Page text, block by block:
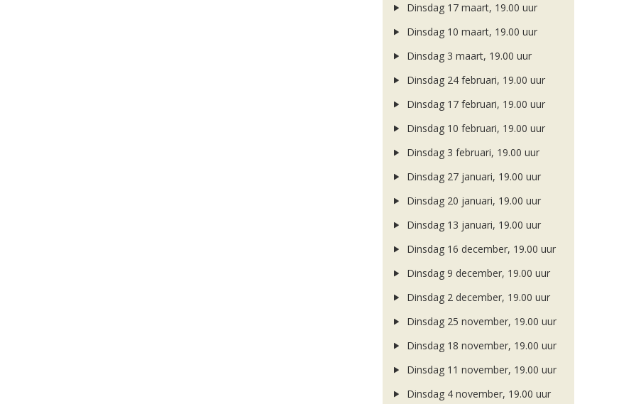
Dinsdag 17 maart, 19.00 uur
Dinsdag 10 maart, 19.00 uur
Dinsdag 3 maart, 19.00 uur
Dinsdag 24 februari, 19.00 uur
Dinsdag 17 februari, 19.00 uur
Dinsdag 10 februari, 19.00 uur
Dinsdag 3 februari, 19.00 uur
Dinsdag 27 januari, 19.00 uur
Dinsdag 20 januari, 19.00 uur
Dinsdag 13 januari, 19.00 uur
Dinsdag 16 december, 19.00 uur
Dinsdag 9 december, 19.00 uur
Dinsdag 2 december, 19.00 uur
Dinsdag 25 november, 19.00 uur
Dinsdag 18 november, 19.00 uur
Dinsdag 11 november, 19.00 uur
Dinsdag 4 november, 19.00 uur